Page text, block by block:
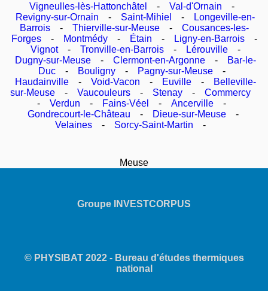
Vigneulles-lès-Hattonchâtel - Val-d'Ornain -
Revigny-sur-Ornain - Saint-Mihiel -
Longeville-en-
Barrois- Thierville-sur-Meuse- Cousances-les-
Forges- Montmédy- Étain - Ligny-en-Barrois-
Vignot- Tronville-en-Barrois- Lérouville-
Dugny-sur-Meuse- Clermont-en-Argonne-
Bar-le-
Duc- Bouligny- Pagny-sur-Meuse-
Haudainville- Void-Vacon - Euville-
Belleville-
sur-Meuse - Vaucouleurs - Stenay - Commercy
- Verdun - Fains-Véel - Ancerville -
Gondrecourt-le-Château - Dieue-sur-Meuse-
Velaines - Sorcy-Saint-Martin -
Meuse
Groupe INVESTCORPUS
© PHYSIBAT 2022 - Bureau d'études thermiques
national